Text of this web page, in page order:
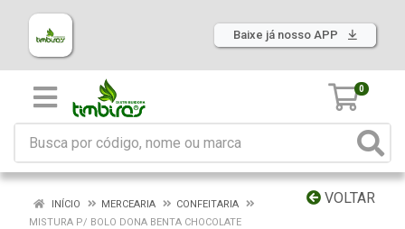
Baixe já nosso APP
0
VOLTAR
INÍCIO MERCEARIA
CONFEITARIA
MISTURA P/ BOLO DONA BENTA CHOCOLATE